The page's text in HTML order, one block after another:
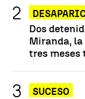
Dos
Miranda, la
tres meses
SUCESO